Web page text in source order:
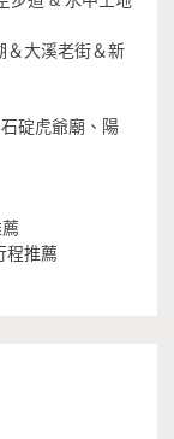
＆大溪老街＆新
碇虎爺廟、陽
程推薦